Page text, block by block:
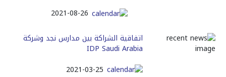
2021-08-26
اتفاقية الشراكة بين مدارس نجد وشركة
IDP Saudi Arabia
2021-03-25